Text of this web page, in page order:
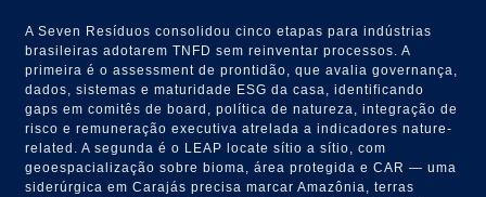
A Seven Resíduos consolidou cinco etapas para indústrias
brasileiras adotarem TNFD sem reinventar processos. A
primeira é o assessment de prontidão, que avalia governança,
dados, sistemas e maturidade ESG da casa, identificando
gaps em comitês de board, política de natureza, integração de
risco e remuneração executiva atrelada a indicadores nature-
related. A segunda é o LEAP locate sítio a sítio, com
geoespacialização sobre bioma, área protegida e CAR — uma
siderúrgica em Carajás precisa marcar Amazônia, terras